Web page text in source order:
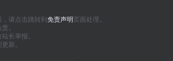
请点击跳转到免责声明页面处理。
。
长举报。
新。